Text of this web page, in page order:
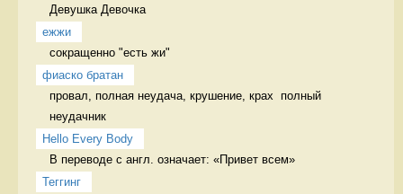
Девушка Девочка
ежжи
сокращенно "есть жи"
фиаско братан
провал, полная неудача, крушение, крах  полный
неудачник
Hello Every Body
В переводе с англ. означает: «Привет всем»
Теггинг